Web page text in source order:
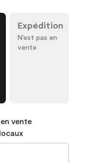
Expédition
N’est pas en
vente
vente